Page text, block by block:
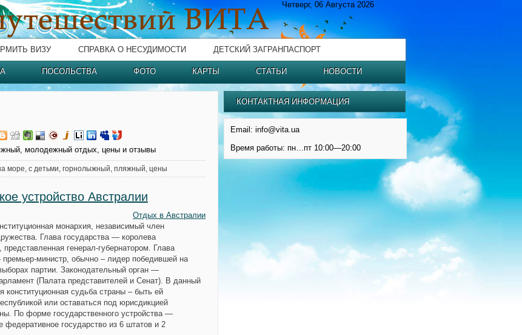
Четверг, 06 Августа 2026
ВИЗУ СПРАВКА О НЕСУДИМОСТИ ДЕТСКИЙ ЗАГРАНПАСПОРТ
ПОСОЛЬСТВА ФОТО КАРТЫ СТАТЬИ НОВОСТИ
молодежный отдых, цены и отзывы
море, с детьми, горнолыжный, пляжный, цены
устройство Австралии
Отдых в Австралии
монархия, независимый член
Глава государства — королева
, представленная генерал-губернатором. Глава
премьер-министр, обычно – лидер победившей на
партии. Законодательный орган —
(Палата представителей и Сенат). В данный
конституционная судьба страны – быть ей
или оставаться под юрисдикцией
По форме государственного устройства —
федеративное государство из 6 штатов и 2
КОНТАКТНАЯ ИНФОРМАЦИЯ
Email: info@vita.ua
Время работы: пн…пт 10:00—20:00